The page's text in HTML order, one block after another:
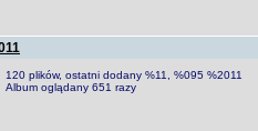
120 plików, ostatni dodany %11, %095 %2011
Album oglądany 651 razy